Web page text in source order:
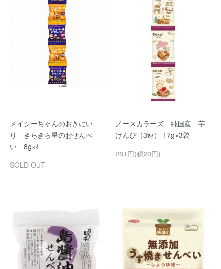
メイシーちゃんのおきにい
り きらきら星のおせんべ
い 8g×4
SOLD OUT
ノースカラーズ 純国産 芋
けんぴ（3連） 17g×3袋
281円(税20円)